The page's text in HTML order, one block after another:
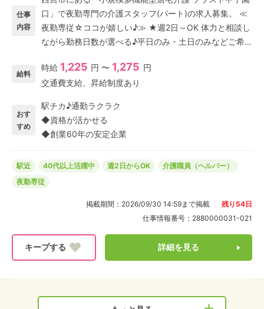
仕事
内容
口」で夜勤専門の介護スタッフ(パート)の求人募集。 ≪
夜勤専従☆ココが嬉しい♪≫ ★週2日～OK 体力と相談し
ながら勤務日数が選べる♪平日のみ・土日のみなどご希
増分がついて収入UP 夜勤の最大の魅力☆高収入♪少ない
日数で効率よく稼げる! ★実働9時間のショート夜勤 就寝
仕事ができる! 休憩も2時間!しっかり身体を休めながら、
ムリなく働ける! ブランクありOK!未経験OK! お持ちの介
護資格を活かして、一緒に働きませんか?
給料
時給 1,225 円 〜 1,275 円
交通費支給、昇給制度あり
おす
すめ
駅チカ♪通勤ラクラク
◆資格が活かせる
◆創業60年の安定企業
駅近 40代以上活躍中 週2日からOK
介護職員（ヘルパー）
夜勤専従
掲載期間： 2026/09/30 14:59まで掲載 残り 54日
仕事情報番号： 2880000031-021
詳細を見る